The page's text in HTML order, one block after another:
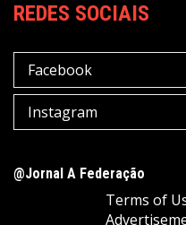
REDES SOCIAIS
Facebook
Instagram
@Jornal A Federação
Terms of